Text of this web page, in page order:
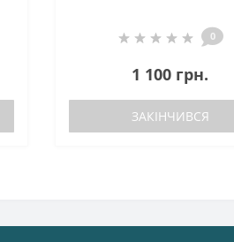
0
1 100 грн.
ЗАКІНЧИВСЯ